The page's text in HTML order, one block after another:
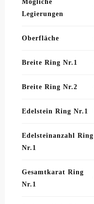
Mögliche
Legierungen
Oberfläche
Breite Ring Nr.1
Breite Ring Nr.2
Edelstein Ring Nr.1
Edelsteinanzahl Ring
Nr.1
Gesamtkarat Ring
Nr.1